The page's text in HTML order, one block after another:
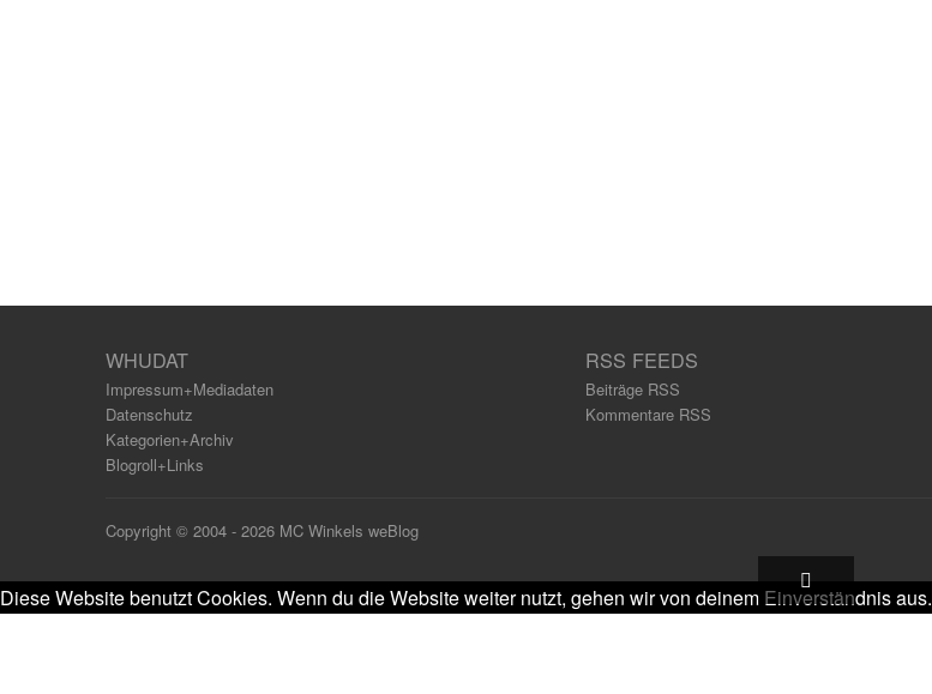
WHUDAT
Impressum+Mediadaten
Datenschutz
Kategorien+Archiv
Blogroll+Links
RSS FEEDS
Beiträge RSS
Kommentare RSS
Copyright © 2004 - 2026 MC Winkels weBlog
Diese Website benutzt Cookies. Wenn du die Website weiter nutzt, gehen wir von deinem Einverständnis aus.